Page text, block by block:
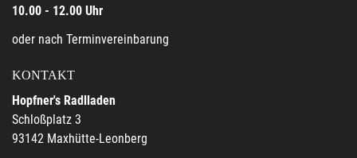
10.00 - 12.00 Uhr
oder nach Terminvereinbarung
KONTAKT
Hopfner's Radlladen
Schloßplatz 3
93142 Maxhütte-Leonberg